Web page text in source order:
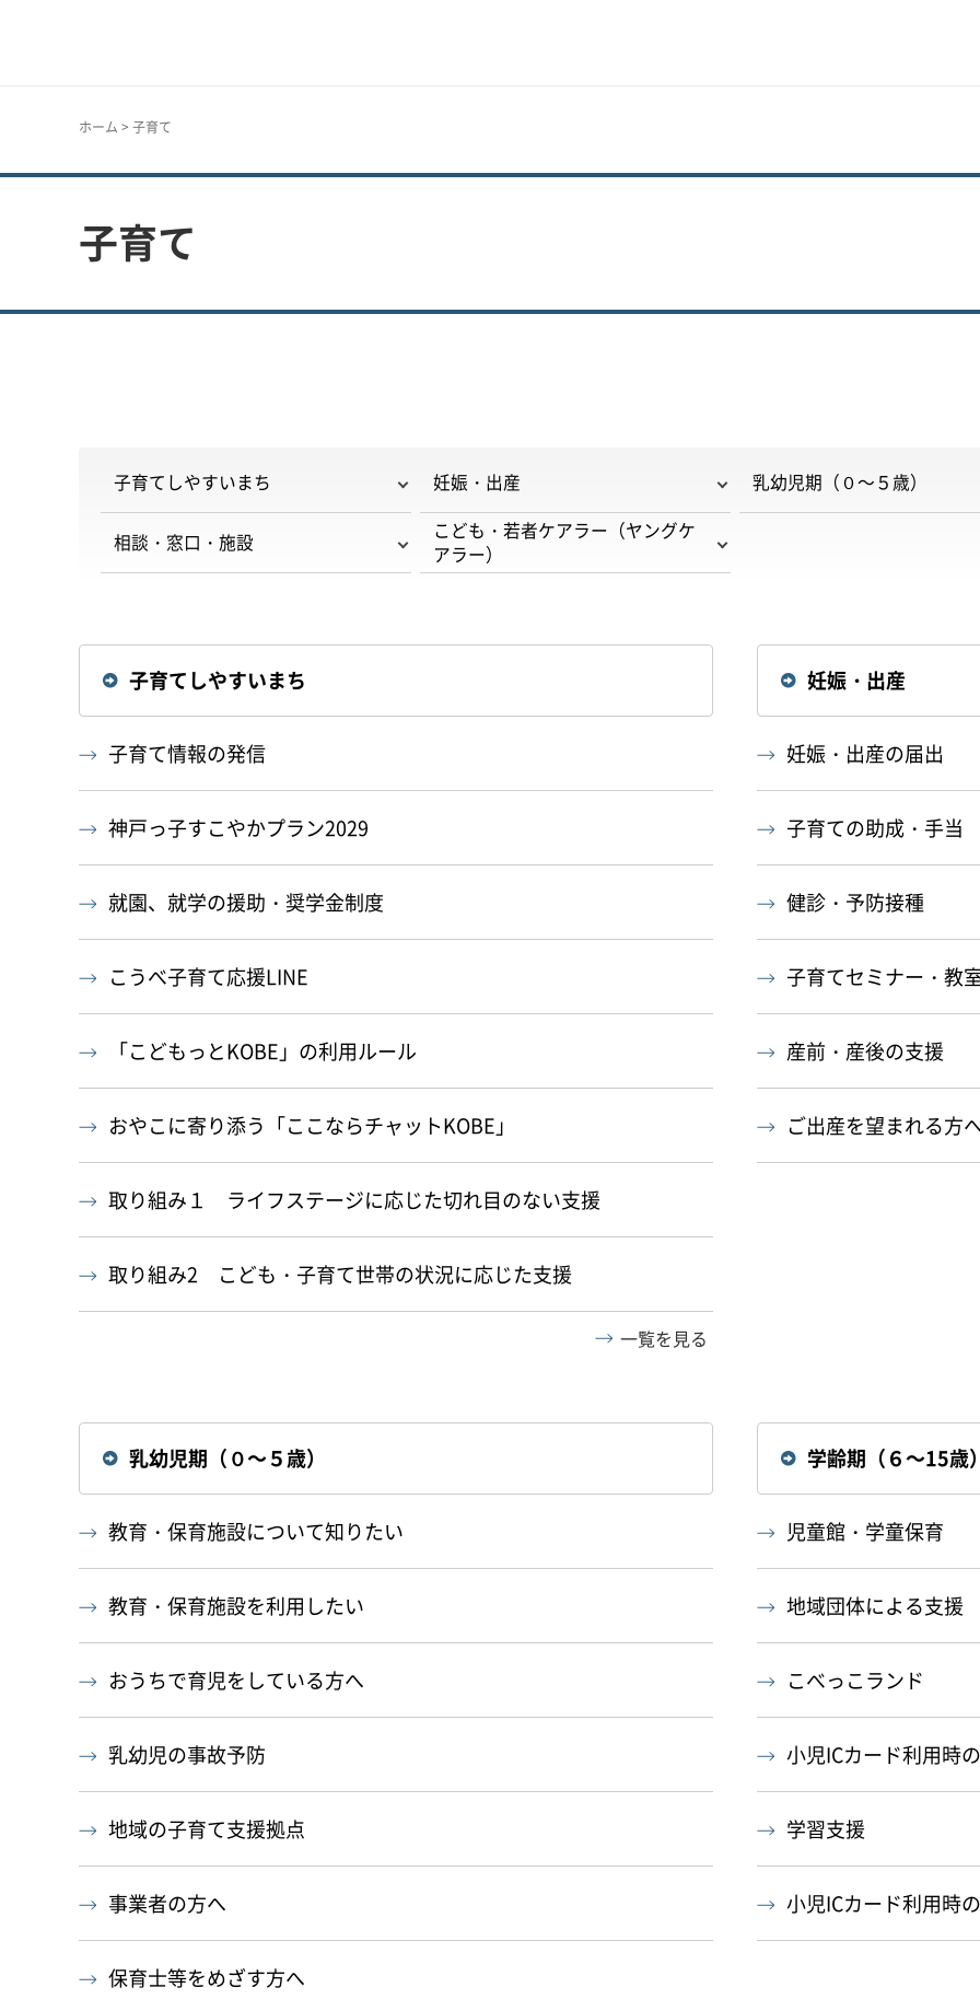
ホーム > 子育て
子育て
子育てしやすいまち 妊娠・出産 乳幼児期（０～５歳）
相談・窓口・施設
こども・若者ケアラー（ヤングケ
アラー）
子育てしやすいまち
子育て情報の発信
神戸っ子すこやかプラン2029
就園、就学の援助・奨学金制度
こうべ子育て応援LINE
「こどもっとKOBE」の利用ルール
おやこに寄り添う「ここならチャットKOBE」
取り組み１ ライフステージに応じた切れ目のない支援
取り組み2 こども・子育て世帯の状況に応じた支援
一覧を見る
妊娠・出産
妊娠・出産の届出
子育ての助成・手当
健診・予防接種
子育てセミナー・教
産前・産後の支援
ご出産を望まれる方
乳幼児期（０～５歳）
教育・保育施設について知りたい
教育・保育施設を利用したい
おうちで育児をしている方へ
乳幼児の事故予防
地域の子育て支援拠点
事業者の方へ
保育士等をめざす方へ
学齢期（６～15歳
児童館・学童保育
地域団体による支援
こべっこランド
小児ICカード利用時
学習支援
小児ICカード利用時